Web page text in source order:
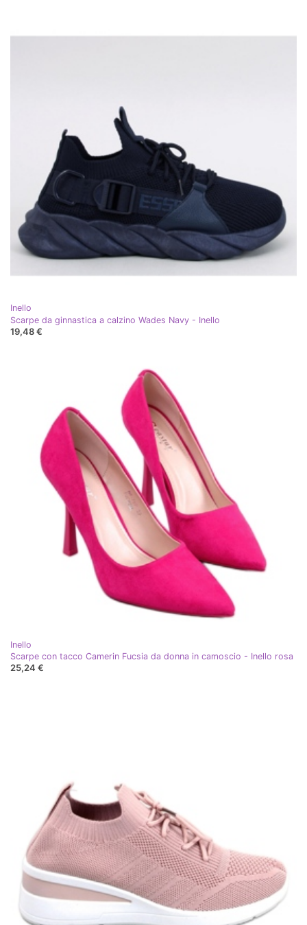
Inello
Scarpe da ginnastica a calzino Wades Navy - Inello
19,48 €
Inello
Scarpe con tacco Camerin Fucsia da donna in camoscio - Inello rosa
25,24 €